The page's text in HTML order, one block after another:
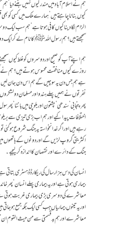
ہم نے اسلام آباد میں مندر کیوں نہیں بننے دیا‘
کیوں بنانا چاہتے ہیں‘ ہمارے ملک میں کسی کو
الزام لگا دیناکیوں کافی ہوتا ہے‘ ہم سب
سمجھتے ہیں؟ ہم رسول اللہﷺ کا نام لے کر
ہم اپنے آپ کو صحیح اور دوسروں کو غلط کیوں
روزے کیوں منافقت محسوس ہوتے ہیں؟ ہم نے
ہے ہم جس دن یہ سوچیں گے ہم اس دن جان لیں
نفرتوں نے ہمیں پہلے ہندو اور مسلمان دو لشکروں
پھر پنجابی‘ سندھی‘ پشتون اور بلوچی میں بانٹا‘ پھر
اختلافات پیدا کیے اور ہم اب بڑی تیزی سے
رہے ہیں اور اگر خدانخواستہ یہ جنگ شروع ہو گئی
اکثریتی گروپ لڑیں گے اور دونوں کے ہاتھوں
جنگ کے دائرے اور نقصان کا اندازہ کر لیجیے۔
انسان کی دس ہزار سال کی ریکارڈڈ ہسٹری
بیماری ہوتی ہے اور یہ بیماری پہلے انسان‘
معاشرے کی دوسری بڑی بیماری غربت ہوتی ہے
اور یہ تینوں بیماریاں جب کسی ایک جگہ جمع ہو جاتی
معاشرے اور ہم بدقسمتی سے من حیث القوم ان